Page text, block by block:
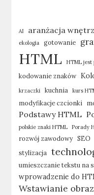
AI aranżacja wnętrz
ekologia gotowanie
HTML HTML jest
kodowanie znaków
krzaczki kuchnia kurs
modyfikacje czcionki
Podstawy HTML
polskie znaki HTML Porady
rozwój zawodowy SEO
stylizacja
umieszczanie tekstu na
wprowadzenie do
Wstawianie